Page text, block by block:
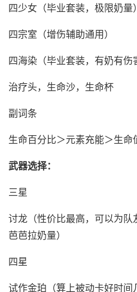
四少女（毕业套装，极限奶量）
四宗室（增伤辅助通用）
四海染（毕业套装，有奶有伤
治疗头，生命沙，生命杯
副词条
生命百分比＞元素充能＞生命
武器选择：
三星
讨龙（性价比最高，可以为
芭芭拉奶量）
四星
试作金珀（算上被动卡好时